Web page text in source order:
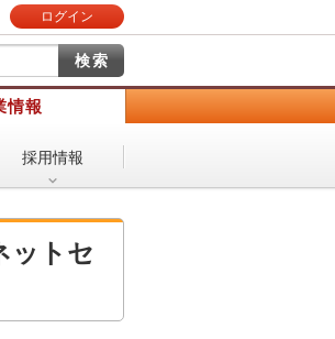
ログイン
情報
採用情報
ットセ